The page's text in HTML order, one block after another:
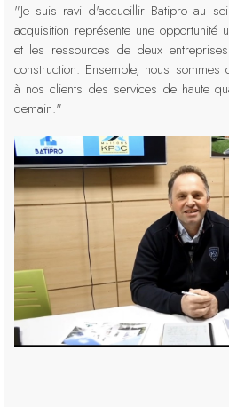
"Je suis ravi d'accueillir Batipro au
acquisition représente une opportunité
et les ressources de deux
construction. Ensemble, nous
à nos clients des services de haute
demain."